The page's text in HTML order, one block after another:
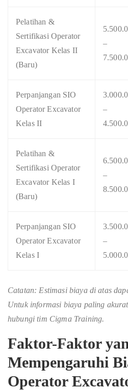
Pelatihan &
Sertifikasi Operator
Excavator Kelas II
(Baru)
–
Perpanjangan SIO
Operator Excavator
Kelas II
–
Pelatihan &
Sertifikasi Operator
Excavator Kelas I
(Baru)
–
Perpanjangan SIO
Operator Excavator
Kelas I
–
Catatan: Estimasi biaya di atas
Untuk informasi biaya paling
hubungi tim Cigma Training.
Faktor-Faktor
Mempengaruhi
Operator